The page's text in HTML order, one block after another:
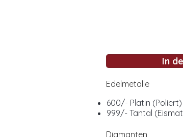
In
Edelmetalle
600/- Platin (Poliert)
999/- Tantal
Diamanten